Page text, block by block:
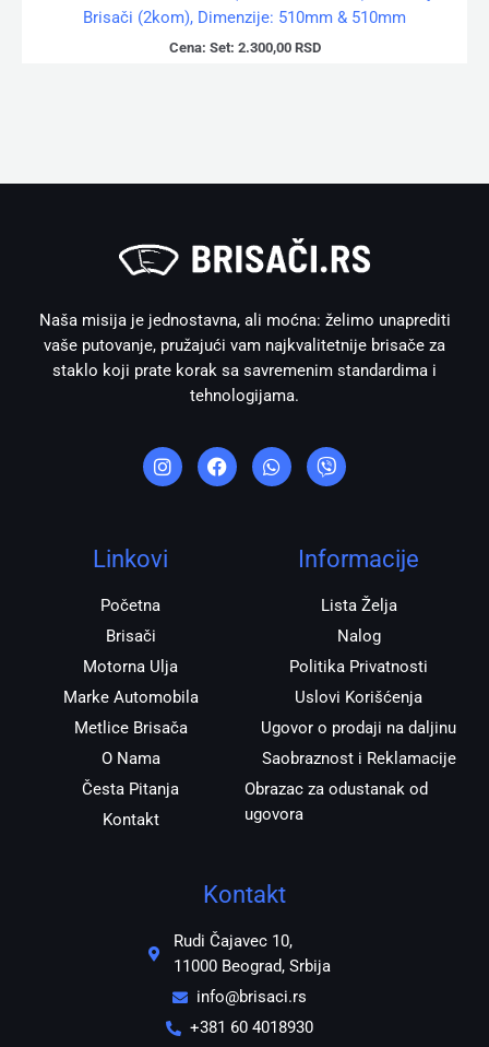
Brisači (2kom), Dimenzije: 510mm & 510mm
Cena: Set: 2.300,00 RSD
Naša misija je jednostavna, ali moćna: želimo unaprediti
vaše putovanje, pružajući vam najkvalitetnije brisače za
staklo koji prate korak sa savremenim standardima i
tehnologijama.
n
s
t
r
a
a
c
e
h
a
t
i
b
e
Linkovi
Početna
Brisači
Motorna Ulja
Marke Automobila
Metlice Brisača
O Nama
Česta Pitanja
Kontakt
Informacije
Lista Želja
Nalog
Politika Privatnosti
Uslovi Korišćenja
Ugovor o prodaji na daljinu
Saobraznost i Reklamacije
Obrazac za odustanak od
ugovora
Kontakt
Rudi Čajavec 10,
11000 Beograd, Srbija
info@brisaci.rs
+381 60 4018930